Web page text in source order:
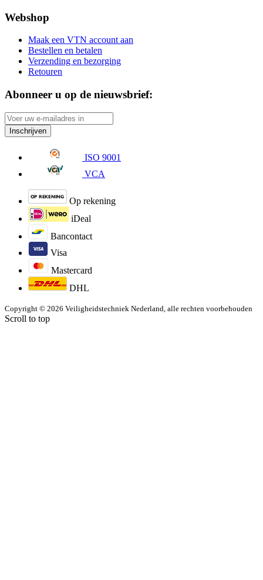
Webshop
Maak een VTN account aan
Bestellen en betalen
Verzending en bezorging
Retouren
Abonneer u op de nieuwsbrief:
Inschrijven
ISO 9001
VCA
Op rekening
iDeal
Bancontact
Visa
Mastercard
DHL
Copyright © 2026 Veiligheidstechniek Nederland, alle rechten voorbehouden
Scroll to top